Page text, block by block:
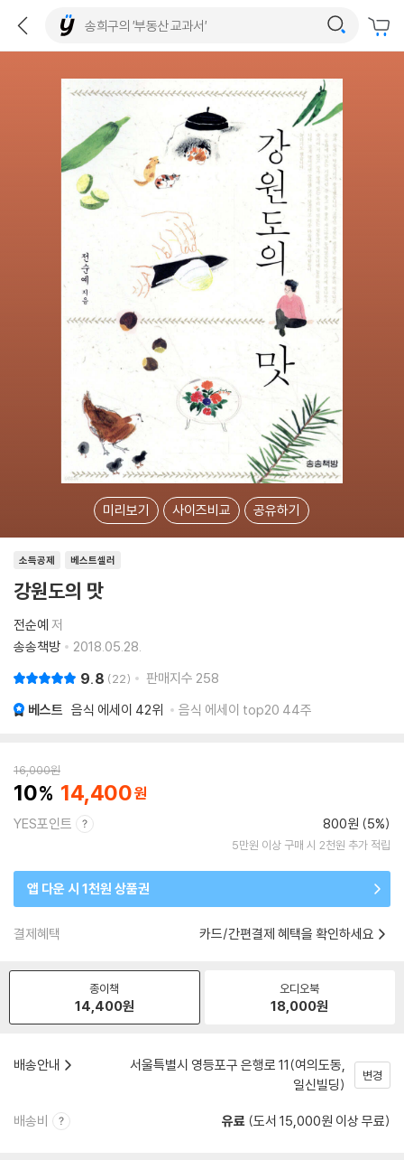
미리보기 사이즈비교 공유하기
소득공제 베스트셀러
강원도의 맛
전순예 저
송송책방
2018.05.28.
9.8 22 판매지수 258
베스트 음식 에세이 42위 음식 에세이 top20 44주
16,000원
10 14,400
YES포인트 800원 (5%)
5만원 이상 구매 시 2천원 추가 적립
앱 다운 시 1천원 상품권
결제혜택 카드/간편결제 혜택을 확인하세요
종이책
14,400원
오디오북
18,000원
배송안내
서울특별시 영등포구 은행로 11(여의도동,
일신빌딩)
변경
배송비 유료 (도서 15,000원 이상 무료)